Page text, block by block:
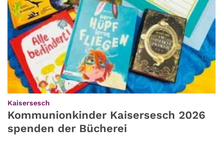
Kaisersesch
Kommunionkinder Kaisersesch 2026
spenden der Bücherei